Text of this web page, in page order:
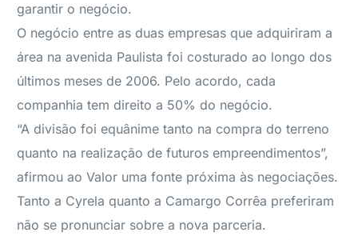
garantir o negócio.
O negócio entre as duas empresas que adquiriram a
área na avenida Paulista foi costurado ao longo dos
últimos meses de 2006. Pelo acordo, cada
companhia tem direito a 50% do negócio.
“A divisão foi equânime tanto na compra do terreno
quanto na realização de futuros empreendimentos”,
afirmou ao Valor uma fonte próxima às negociações.
Tanto a Cyrela quanto a Camargo Corrêa preferiram
não se pronunciar sobre a nova parceria.